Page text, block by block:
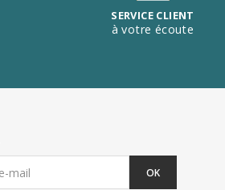
SERVICE CLIENT
à votre écoute